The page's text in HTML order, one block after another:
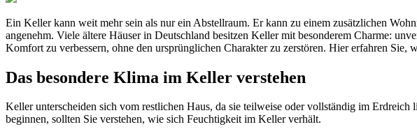
Ein Keller kann weit mehr sein als nur ein Abstellraum. Er kann zu einem zusätzlichen
angenehm. Viele ältere Häuser in Deutschland besitzen Keller mit besonderem Charme:
Komfort zu verbessern, ohne den ursprünglichen Charakter zu zerstören. Hier erfahren
Das besondere Klima im Keller verstehen
Keller unterscheiden sich vom restlichen Haus, da sie teilweise oder vollständig im
beginnen, sollten Sie verstehen, wie sich Feuchtigkeit im Keller verhält.